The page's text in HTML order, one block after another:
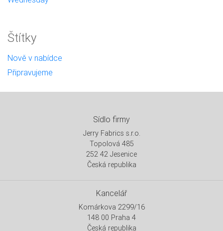
Štítky
Nově v nabídce
Připravujeme
Sídlo firmy
Jerry Fabrics s.r.o.
Topolová 485
252 42 Jesenice
Česká republika
Kancelář
Komárkova 2299/16
148 00 Praha 4
Česká republika